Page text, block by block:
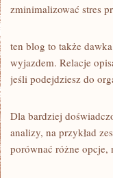
zminimalizować stres
ten blog to także
wyjazdem. Relacje
jeśli podejdziesz do
Dla bardziej
analizy, na przykład
porównać różne opcje,